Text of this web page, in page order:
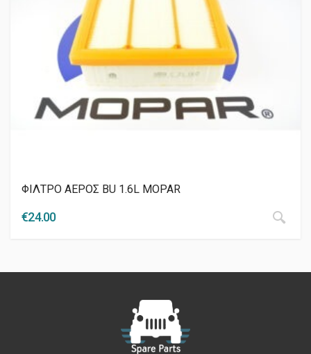
ΦΙΛΤΡΟ ΑΕΡΟΣ BU 1.6L MOPAR
€24.00